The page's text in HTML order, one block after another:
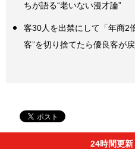
ちが語る“老いない漫才論”
客30人を出禁にして「年商2
客”を切り捨てたら優良客が
24時間更新